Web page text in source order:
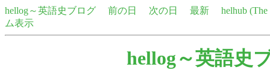
hellog～英語史ブログ 前の日 次の日 最新
helhub
ム表示
hellog～英語史